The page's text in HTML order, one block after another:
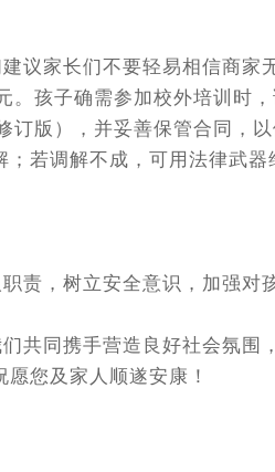
家长们不要轻易相信商家
。孩子确需参加校外培训时
订版），并妥善保管合同，
若调解不成，可用法律武器
，树立安全意识，加强对
同携手营造良好社会氛围
您及家人顺遂安康！